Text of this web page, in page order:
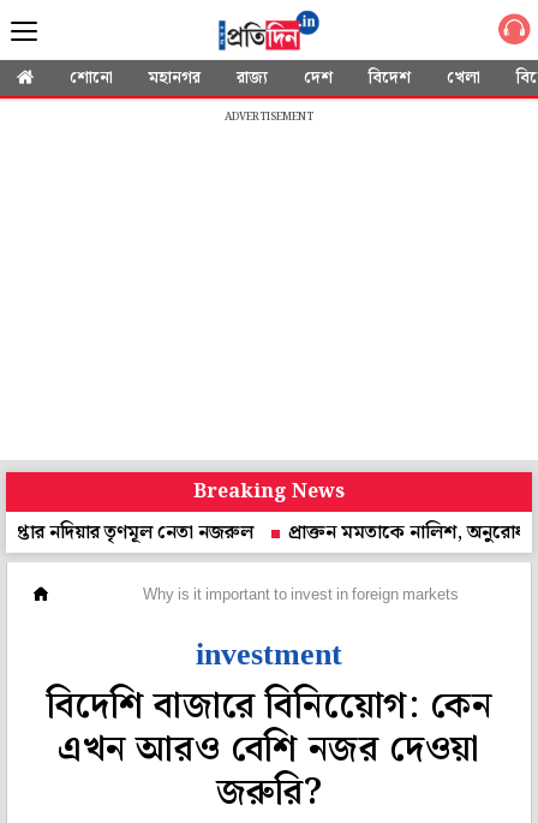
শোনো মহানগর রাজ্য দেশ বিদেশ খেলা
ADVERTISEMENT
Breaking News
তৃণমূল নেতা নজরুল
প্রাক্তন মমতাকে নালিশ, অনুরোধ করে চিঠি!
Why is it important to invest in foreign markets
investment
বিদেশি বাজারে বিনিয়োেগ: কেন
এখন আরও বেশি নজর দেওয়া
জরুরি?